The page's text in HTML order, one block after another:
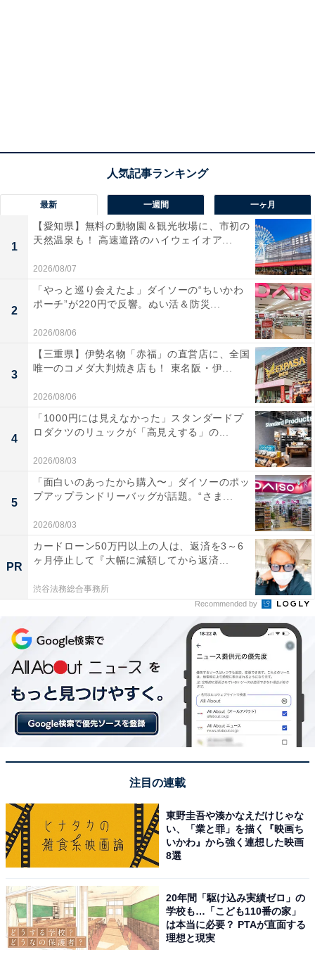
最新 一週間 一ヶ月
1
【愛知県】無料の動物園＆観光牧場に、市初の
天然温泉も！ 高速道路のハイウェイオア...
2026/08/07
2
「やっと巡り会えたよ」ダイソーの“ちいかわ
ポーチ”が220円で反響。ぬい活＆防災...
2026/08/06
3
【三重県】伊勢名物「赤福」の直営店に、全国
唯一のコメダ大判焼き店も！ 東名阪・伊...
2026/08/06
4
「1000円には見えなかった」スタンダードプ
ロダクツのリュックが「高見えする」の...
2026/08/03
5
「面白いのあったから購入〜」ダイソーのポッ
プアップランドリーバッグが話題。“さま...
2026/08/03
PR
カードローン50万円以上の人は、返済を3～6
ヶ月停止して『大幅に減額してから返済...
渋谷法務総合事務所
Recommended by
注目の連載
東野圭吾や湊かなえだけじゃな
い、「業と罪」を描く『映画ち
いかわ』から強く連想した映画
8選
20年間「駆け込み実績ゼロ」の
学校も…「こども110番の家」
は本当に必要？ PTAが直面する
理想と現実